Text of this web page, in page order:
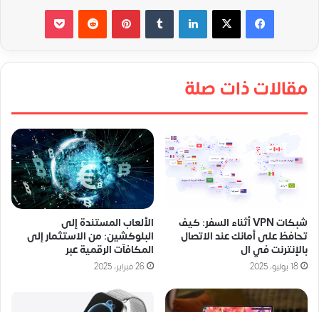
لينكدإن بينتيريست
مقالات ذات صلة
شبكات VPN أثناء السفر: كيف
تحافظ على أمانك عند الاتصال
بالإنترنت في ال
18 يوليو، 2025
الألعاب المستندة إلى
البلوكشين: من الاستثمار إلى
المكافآت الرقمية عبر
26 فبراير، 2025